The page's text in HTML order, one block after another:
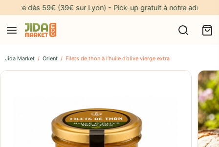
59€ (39€ sur Lyon) - Pick-up gratuit à notre adresse* 🎁
Jida Market / Orient / Filets de thon à l’huile d’olive vierge extra